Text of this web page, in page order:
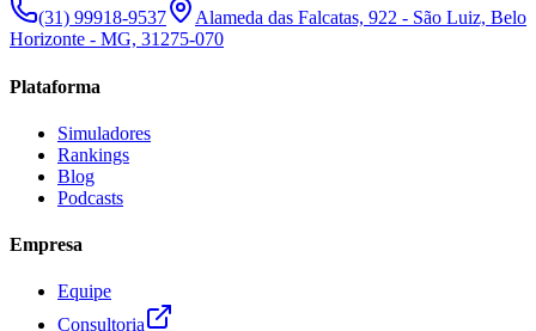
(31) 99918-9537
Alameda das Falcatas, 922 - São Luiz, Belo
Horizonte - MG, 31275-070
Plataforma
Simuladores
Rankings
Blog
Podcasts
Empresa
Equipe
Consultoria